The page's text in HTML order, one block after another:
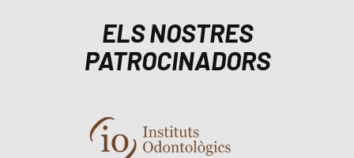
ELS NOSTRES
PATROCINADORS